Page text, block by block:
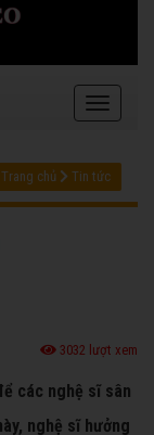
Trang chủ Tin tức
3032 lượt xem
các nghệ sĩ sân
nghệ sĩ hưởng